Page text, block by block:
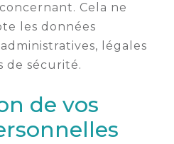
Cela ne
les données
légales
de sécurité.
de vos